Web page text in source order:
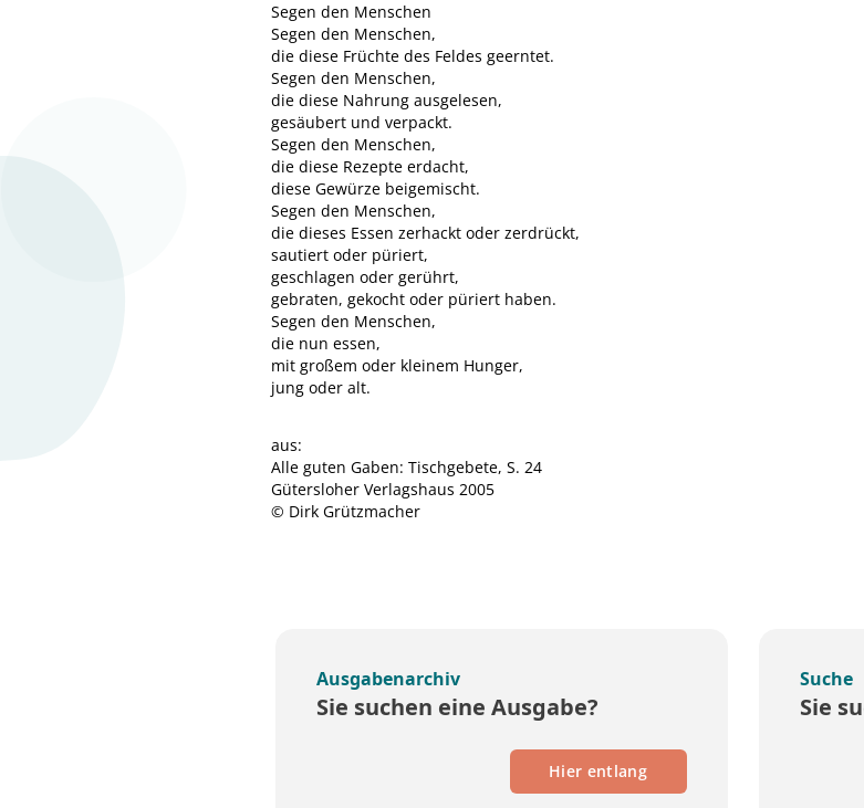
Segen den Menschen
Segen den Menschen,
die diese Früchte des Feldes geerntet.
Segen den Menschen,
die diese Nahrung ausgelesen,
gesäubert und verpackt.
Segen den Menschen,
die diese Rezepte erdacht,
diese Gewürze beigemischt.
Segen den Menschen,
die dieses Essen zerhackt oder zerdrückt,
sautiert oder püriert,
geschlagen oder gerührt,
gebraten, gekocht oder püriert haben.
Segen den Menschen,
die nun essen,
mit großem oder kleinem Hunger,
jung oder alt.
aus:
Alle guten Gaben: Tischgebete, S. 24
Gütersloher Verlagshaus 2005
© Dirk Grützmacher
Ausgabenarchiv
Sie suchen eine Ausgabe?
Hier entlang
Suche
Sie